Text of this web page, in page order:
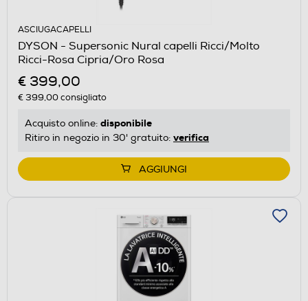
ASCIUGACAPELLI
DYSON - Supersonic Nural capelli Ricci/Molto
Ricci-Rosa Cipria/Oro Rosa
€ 399,00
€ 399,00consigliato
Acquisto online: disponibile
Ritiro in negozio in 30' gratuito: verifica
AGGIUNGI